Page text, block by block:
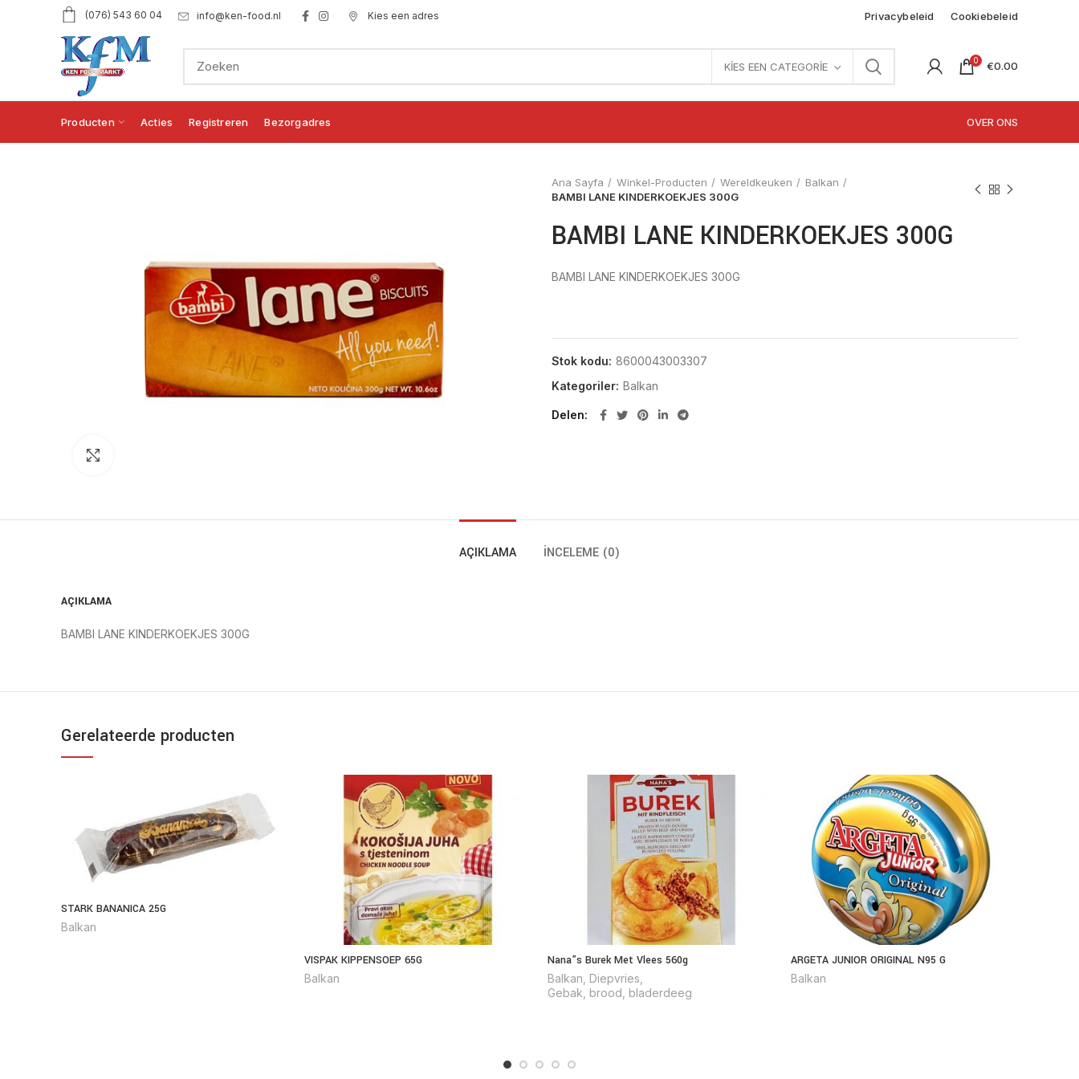
(076) 543 60 04 info@ken-food.nl Kies een adres Privacybeleid Cookiebeleid
KIES EEN CATEGORIE 0 €0.00
Producten Acties Registreren Bezorgadres OVER ONS
Ana Sayfa Winkel-Producten Wereldkeuken
Balkan
BAMBI LANE KINDERKOEKJES 300G
BAMBI LANE KINDERKOEKJES 300G
BAMBI LANE KINDERKOEKJES 300G
Stok kodu: 8600043003307
Kategoriler: Balkan
Delen
AÇIKLAMA İNCELEME (0)
AÇIKLAMA
BAMBI LANE KINDERKOEKJES 300G
Gerelateerde producten
STARK BANANICA 25G
Balkan
VISPAK KIPPENSOEP 65G
Balkan
Nana”s Burek Met Vlees 560g
Balkan Diepvries
Gebak, brood, bladerdeeg
ARGETA JUNIOR ORIGINAL N95 G
Balkan